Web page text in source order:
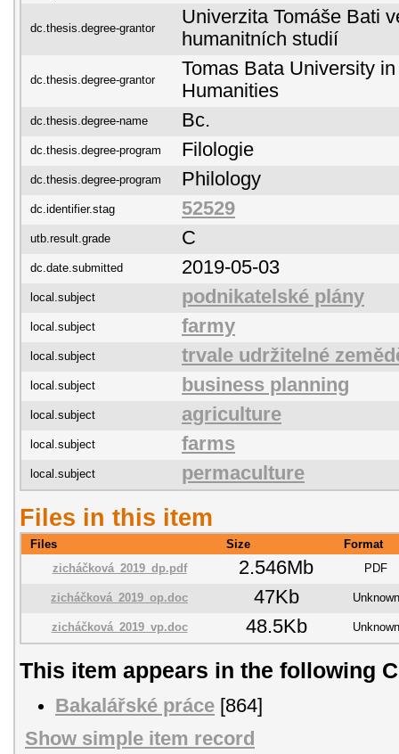
dc.thesis.degree-grantor
Univerzita Tomáše Bati
humanitních studií
dc.thesis.degree-grantor
Tomas Bata University
Humanities
dc.thesis.degree-name Bc.
dc.thesis.degree-program Filologie
dc.thesis.degree-program Philology
dc.identifier.stag 52529
utb.result.grade C
dc.date.submitted 2019-05-03
local.subject podnikatelské plány
local.subject farmy
local.subject trvale udržitelné
local.subject business planning
local.subject agriculture
local.subject farms
local.subject permaculture
Files in this item
Files Size
Format
zicháčková_2019_dp.pdf
2.546Mb PDF
zicháčková_2019_op.doc 47Kb Unknown
zicháčková_2019_vp.doc 48.5Kb Unknown
This item appears in the following
Bakalářské práce [864]
Show simple item record